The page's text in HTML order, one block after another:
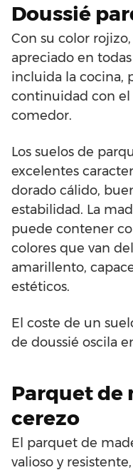
Doussié
Con su color
apreciado en
incluida la cocina,
continuidad con el
comedor.
Los suelos de
excelentes
dorado cálido,
estabilidad. La
puede contener
colores que van
amarillento,
estéticos.
El coste de un
de doussié oscila
Parquet de
cerezo
El parquet de
valioso y